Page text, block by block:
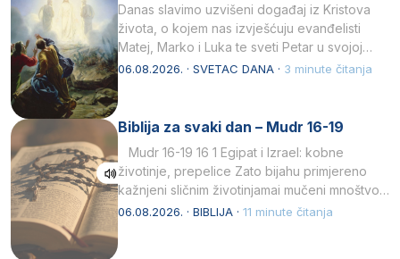
Danas slavimo uzvišeni događaj iz Kristova
života, o kojem nas izvješćuju evanđelisti
Matej, Marko i Luka te sveti Petar u svojoj
drugoj…
06.08.2026. · SVETAC DANA · 3 minute čitanja
Biblija za svaki dan – Mudr 16-19
Mudr 16-19 16 1 Egipat i Izrael: kobne
životinje, prepelice Zato bijahu primjereno
kažnjeni sličnim životinjamai mučeni mnoštvom
kukaca.2 A narod…
06.08.2026. · BIBLIJA · 11 minute čitanja